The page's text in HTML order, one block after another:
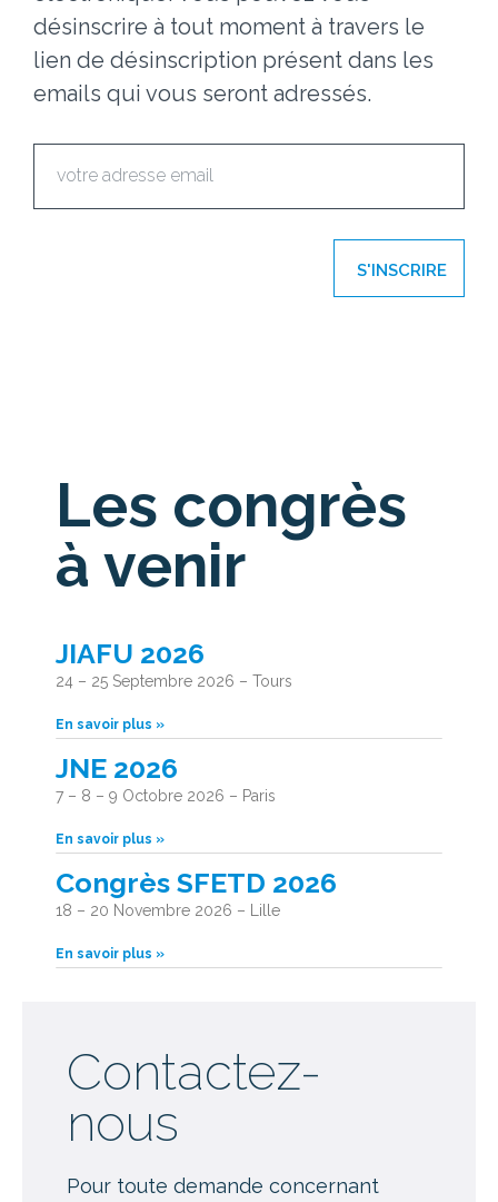
désinscrire à tout moment à travers le
lien de désinscription présent dans les
emails qui vous seront adressés.
S'INSCRIRE
Les congrès
à venir
JIAFU 2026
24 – 25 Septembre 2026 – Tours
En savoir plus »
JNE 2026
7 – 8 – 9 Octobre 2026 – Paris
En savoir plus »
Congrès SFETD 2026
18 – 20 Novembre 2026 – Lille
En savoir plus »
Contactez-
nous
Pour toute demande concernant